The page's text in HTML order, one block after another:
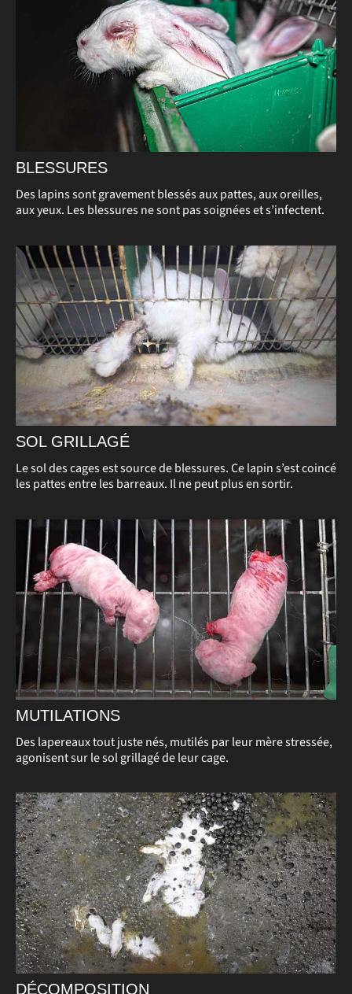
BLESSURES
Des lapins sont gravement blessés aux pattes, aux oreilles,
aux yeux. Les blessures ne sont pas soignées et s’infectent.
SOL GRILLAGÉ
Le sol des cages est source de blessures. Ce lapin s’est coincé
les pattes entre les barreaux. Il ne peut plus en sortir.
MUTILATIONS
Des lapereaux tout juste nés, mutilés par leur mère stressée,
agonisent sur le sol grillagé de leur cage.
DÉCOMPOSITION